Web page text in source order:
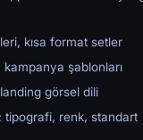
kısa format setler
şablonları
görsel dili
tipografi, renk, standart